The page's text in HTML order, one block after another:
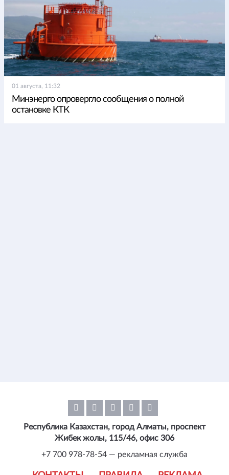
01 августа, 11:32
Минэнерго опровергло сообщения о полной
остановке КТК
Республика Казахстан, город Алматы, проспект
Жибек жолы, 115/46, офис 306
+7 700 978-78-54 — рекламная служба